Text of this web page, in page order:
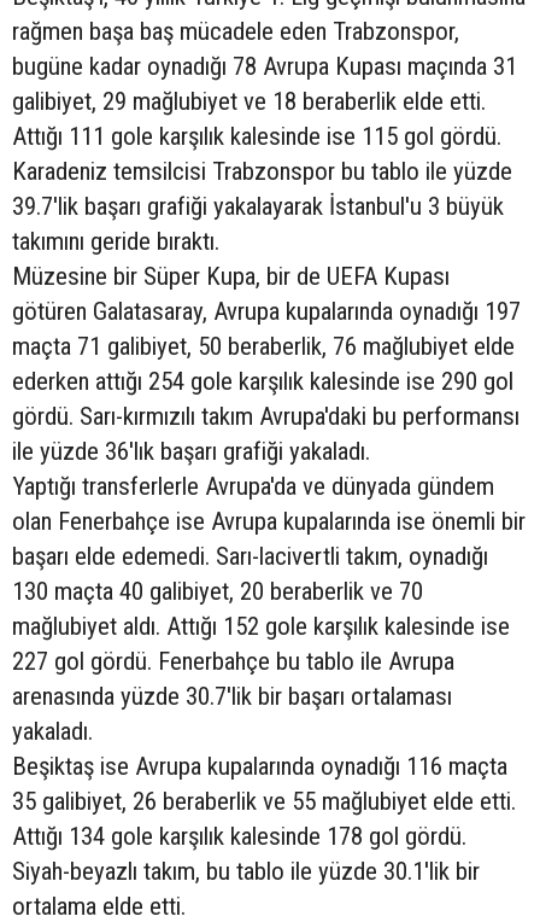
rağmen başa baş mücadele eden Trabzonspor,
bugüne kadar oynadığı 78 Avrupa Kupası maçında 31
galibiyet, 29 mağlubiyet ve 18 beraberlik elde etti.
Attığı 111 gole karşılık kalesinde ise 115 gol gördü.
Karadeniz temsilcisi Trabzonspor bu tablo ile yüzde
39.7'lik başarı grafiği yakalayarak İstanbul'u 3 büyük
takımını geride bıraktı.
Müzesine bir Süper Kupa, bir de UEFA Kupası
götüren Galatasaray, Avrupa kupalarında oynadığı 197
maçta 71 galibiyet, 50 beraberlik, 76 mağlubiyet elde
ederken attığı 254 gole karşılık kalesinde ise 290 gol
gördü. Sarı-kırmızılı takım Avrupa'daki bu performansı
ile yüzde 36'lık başarı grafiği yakaladı.
Yaptığı transferlerle Avrupa'da ve dünyada gündem
olan Fenerbahçe ise Avrupa kupalarında ise önemli bir
başarı elde edemedi. Sarı-lacivertli takım, oynadığı
130 maçta 40 galibiyet, 20 beraberlik ve 70
mağlubiyet aldı. Attığı 152 gole karşılık kalesinde ise
227 gol gördü. Fenerbahçe bu tablo ile Avrupa
arenasında yüzde 30.7'lik bir başarı ortalaması
yakaladı.
Beşiktaş ise Avrupa kupalarında oynadığı 116 maçta
35 galibiyet, 26 beraberlik ve 55 mağlubiyet elde etti.
Attığı 134 gole karşılık kalesinde 178 gol gördü.
Siyah-beyazlı takım, bu tablo ile yüzde 30.1'lik bir
ortalama elde etti.